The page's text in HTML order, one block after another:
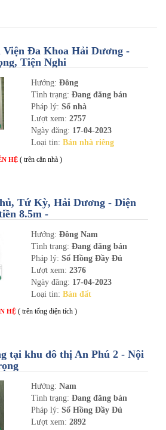
Viện Đa Khoa Hải Dương -
Tiện Nghi
Hướng: Đông
Tình trạng: Đang đăng bán
Pháp lý: Sổ nhà
Lượt xem: 2757
Ngày đăng: 17-04-2023
Loại tin: Bán nhà riêng
HỆ ( trên căn nhà )
Tứ Kỳ, Hải Dương - Diện
8.5m -
Hướng: Đông Nam
Tình trạng: Đang đăng bán
Pháp lý: Sổ Hồng Đầy Đủ
Lượt xem: 2376
Ngày đăng: 17-04-2023
Loại tin: Bán đất
HỆ ( trên tổng diện tích )
tại khu đô thị An Phú 2 - Nội
Hướng: Nam
Tình trạng: Đang đăng bán
Pháp lý: Sổ Hồng Đầy Đủ
Lượt xem: 2892